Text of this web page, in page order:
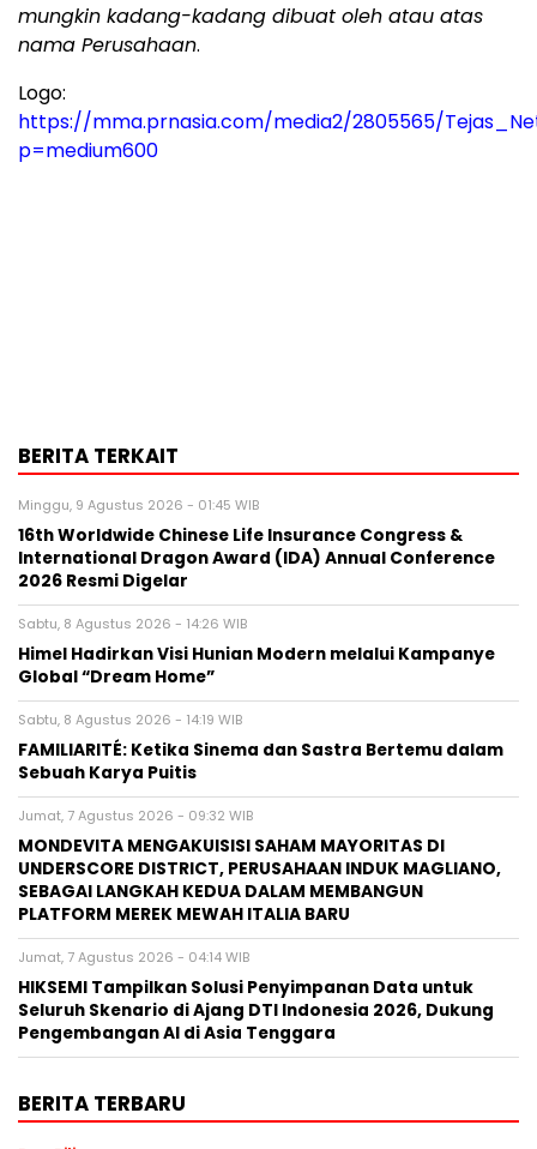
mungkin kadang-kadang dibuat oleh atau atas
nama Perusahaan.
Logo:
https://mma.prnasia.com/media2/2805565/
p=medium600
BERITA TERKAIT
Minggu, 9 Agustus 2026 - 01:45 WIB
16th Worldwide Chinese Life Insurance Congress &
International Dragon Award (IDA) Annual Conference
2026 Resmi Digelar
Sabtu, 8 Agustus 2026 - 14:26 WIB
Himel Hadirkan Visi Hunian Modern melalui Kampanye
Global “Dream Home”
Sabtu, 8 Agustus 2026 - 14:19 WIB
FAMILIARITÉ: Ketika Sinema dan Sastra Bertemu dalam
Sebuah Karya Puitis
Jumat, 7 Agustus 2026 - 09:32 WIB
MONDEVITA MENGAKUISISI SAHAM MAYORITAS DI
UNDERSCORE DISTRICT, PERUSAHAAN INDUK MAGLIANO,
SEBAGAI LANGKAH KEDUA DALAM MEMBANGUN
PLATFORM MEREK MEWAH ITALIA BARU
Jumat, 7 Agustus 2026 - 04:14 WIB
HIKSEMI Tampilkan Solusi Penyimpanan Data untuk
Seluruh Skenario di Ajang DTI Indonesia 2026, Dukung
Pengembangan AI di Asia Tenggara
BERITA TERBARU